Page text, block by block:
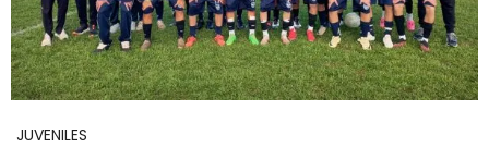
JUVENILES